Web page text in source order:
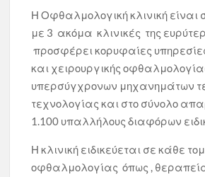
Η Οφθαλμολογική κλινική
με 3 ακόμα κλινικές της
προσφέρει κορυφαίες
και χειρουργικής
υπερσύγχρονων μηχανημάτων
τεχνολογίας και στο σύνολο
1.100 υπαλλήλους διαφόρων
Η κλινική ειδικεύεται σε κάθε
οφθαλμολογίας όπως ,